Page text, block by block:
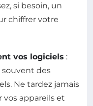
si besoin, un
chiffrer votre
vos logiciels :
souvent des
Ne tardez jamais
vos appareils et